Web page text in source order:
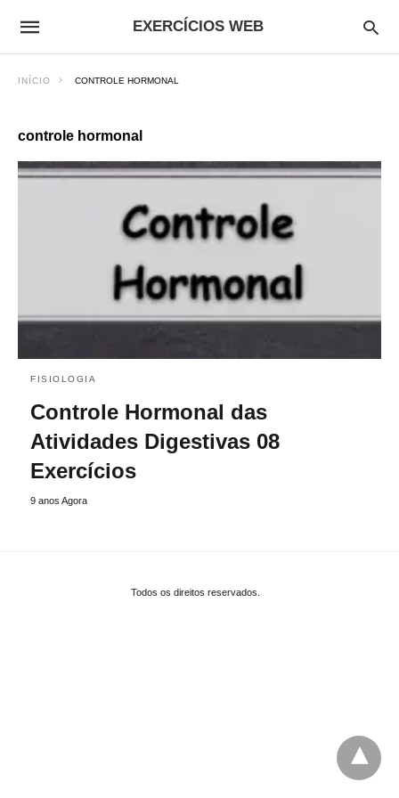
EXERCÍCIOS WEB
INÍCIO CONTROLE HORMONAL
controle hormonal
FISIOLOGIA
Controle Hormonal das
Atividades Digestivas 08
Exercícios
9 anos Agora
Todos os direitos reservados.